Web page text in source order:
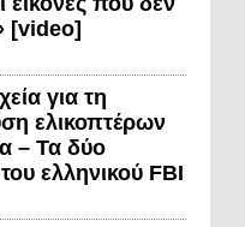
[video]
για τη
ελικοπτέρων
– Τα δύο
ελληνικού FBI